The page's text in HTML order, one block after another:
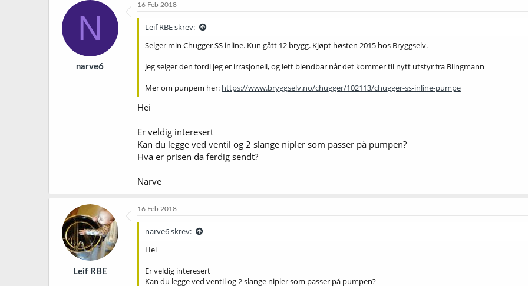
N
narve6
16 Feb 2018
Leif RBE skrev:
Selger min Chugger SS inline. Kun gått 12 brygg. Kjøpt høsten 2015 hos Bryggselv.
Jeg selger den fordi jeg er irrasjonell, og lett blendbar når det kommer til nytt utstyr fra Blingmann
Mer om punpem her: https://www.bryggselv.no/chugger/102113/chugger-ss-inline-pumpe
Hei
Er veldig interesert
Kan du legge ved ventil og 2 slange nipler som passer på pumpen?
Hva er prisen da ferdig sendt?
Narve
Leif RBE
16 Feb 2018
narve6 skrev:
Hei
Er veldig interesert
Kan du legge ved ventil og 2 slange nipler som passer på pumpen?